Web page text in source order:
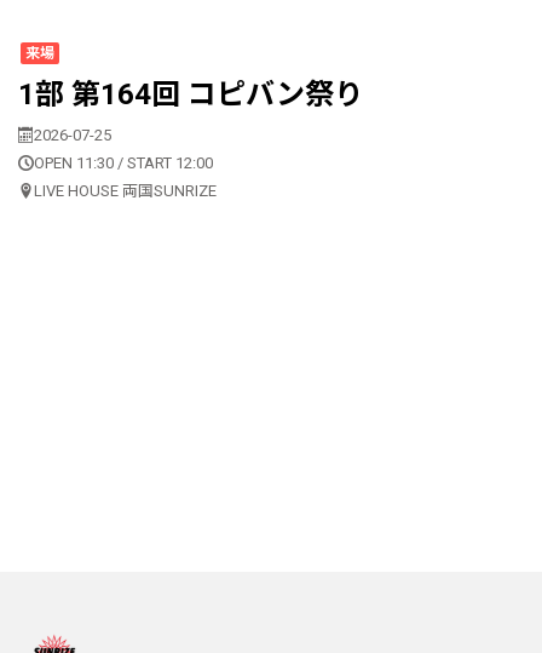
来場
1部 第164回 コピバン祭り
2026-07-25
OPEN 11:30 / START 12:00
LIVE HOUSE 両国SUNRIZE